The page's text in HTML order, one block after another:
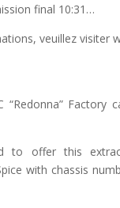
final 10:31…
veuillez visiter
“Redonna” Factory
to offer this
with chassis